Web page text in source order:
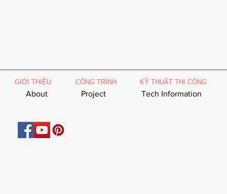
CÔNG TRÌNH KỸ THUẬT THI CÔNG
GIỚI THIỆU
About Project Tech Information